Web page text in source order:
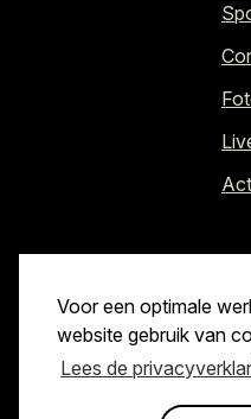
Voor een optimale
website gebruik van
Lees de